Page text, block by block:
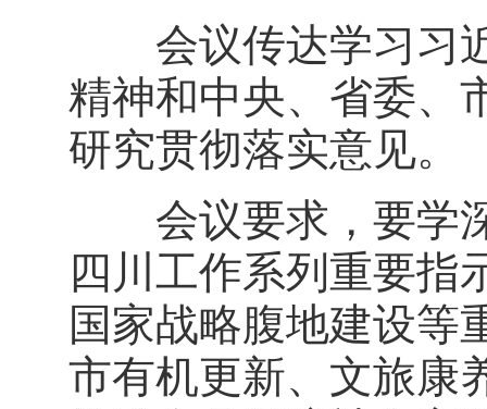
会议传达学习习近
精神和中央、省委、
研究贯彻落实意见。
会议要求，要学深
四川工作系列重要指
国家战略腹地建设等
市有机更新、文旅康